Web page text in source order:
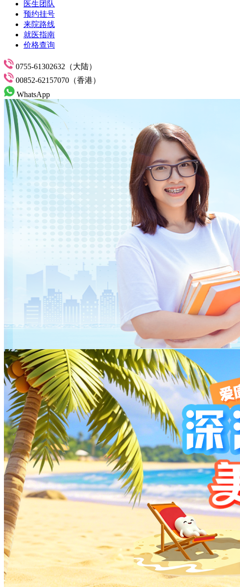
医生团队
预约挂号
来院路线
就医指南
价格查询
0755-61302632（大陆）
00852-62157070（香港）
WhatsApp